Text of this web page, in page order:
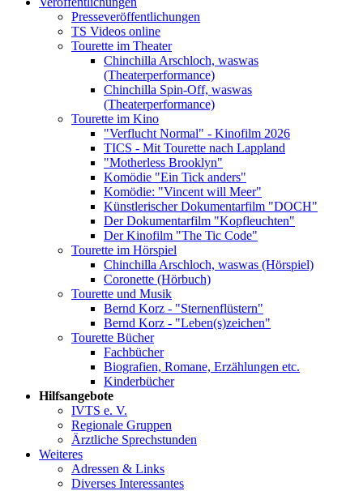
Presseveröffentlichungen
TS Videos online
Tourette im Theater
Chinchilla Arschloch, waswas
(Theaterperformance)
Chinchilla Spin-Off, waswas
(Theaterperformance)
Tourette im Kino
"Verflucht Normal" - Kinofilm 2026
TICS - Mit Tourette nach Lappland
"Motherless Brooklyn"
Komödie "Ein Tick anders"
Komödie: "Vincent will Meer"
Künstlerischer Dokumentarfilm "DOCH"
Der Dokumentarfilm "Kopfleuchten"
Der Kinofilm "The Tic Code"
Tourette im Hörspiel
Chinchilla Arschloch, waswas (Hörspiel)
Coronette (Hörbuch)
Tourette und Musik
Bernd Korz - "Sternenflüstern"
Bernd Korz - "Leben(s)zeichen"
Tourette Bücher
Fachbücher
Biografien, Romane, Erzählungen etc.
Kinderbücher
Hilfsangebote
IVTS e. V.
Regionale Gruppen
Ärztliche Sprechstunden
Weiteres
Adressen & Links
Diverses Interessantes